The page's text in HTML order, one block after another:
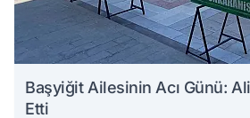
Başyiğit Ailesinin Acı Günü:
Etti